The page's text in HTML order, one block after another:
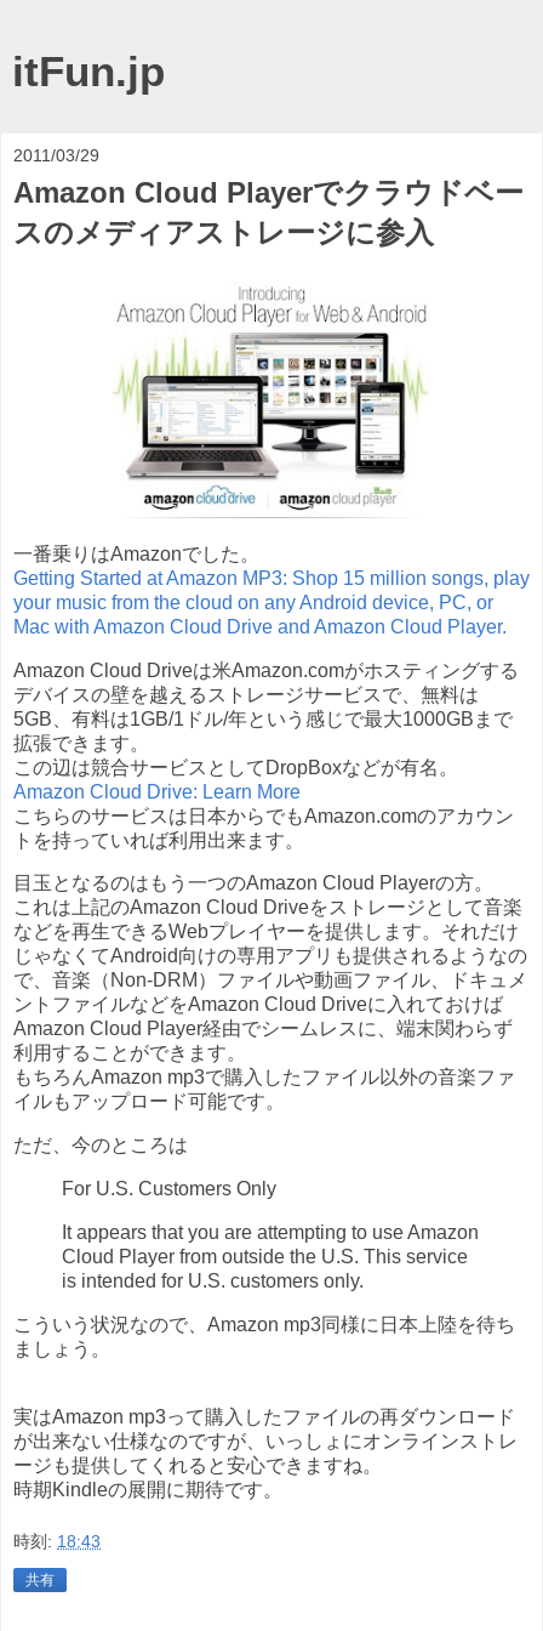
itFun.jp
2011/03/29
Amazon Cloud Playerでクラウドベー
スのメディアストレージに参入
一番乗りはAmazonでした。
Getting Started at Amazon MP3: Shop 15 million songs, play
your music from the cloud on any Android device, PC, or
Mac with Amazon Cloud Drive and Amazon Cloud Player.
Amazon Cloud Driveは米Amazon.comがホスティングする
デバイスの壁を越えるストレージサービスで、無料は
5GB、有料は1GB/1ドル/年という感じで最大1000GBまで
拡張できます。
この辺は競合サービスとしてDropBoxなどが有名。
Amazon Cloud Drive: Learn More
こちらのサービスは日本からでもAmazon.comのアカウン
トを持っていれば利用出来ます。
目玉となるのはもう一つのAmazon Cloud Playerの方。
これは上記のAmazon Cloud Driveをストレージとして音楽
などを再生できるWebプレイヤーを提供します。それだけ
じゃなくてAndroid向けの専用アプリも提供されるようなの
で、音楽（Non-DRM）ファイルや動画ファイル、ドキュメ
ントファイルなどをAmazon Cloud Driveに入れておけば
Amazon Cloud Player経由でシームレスに、端末関わらず
利用することができます。
もちろんAmazon mp3で購入したファイル以外の音楽ファ
イルもアップロード可能です。
ただ、今のところは
For U.S. Customers Only
It appears that you are attempting to use Amazon
Cloud Player from outside the U.S. This service
is intended for U.S. customers only.
こういう状況なので、Amazon mp3同様に日本上陸を待ち
ましょう。
実はAmazon mp3って購入したファイルの再ダウンロード
が出来ない仕様なのですが、いっしょにオンラインストレ
ージも提供してくれると安心できますね。
時期Kindleの展開に期待です。
時刻: 18:43
共有